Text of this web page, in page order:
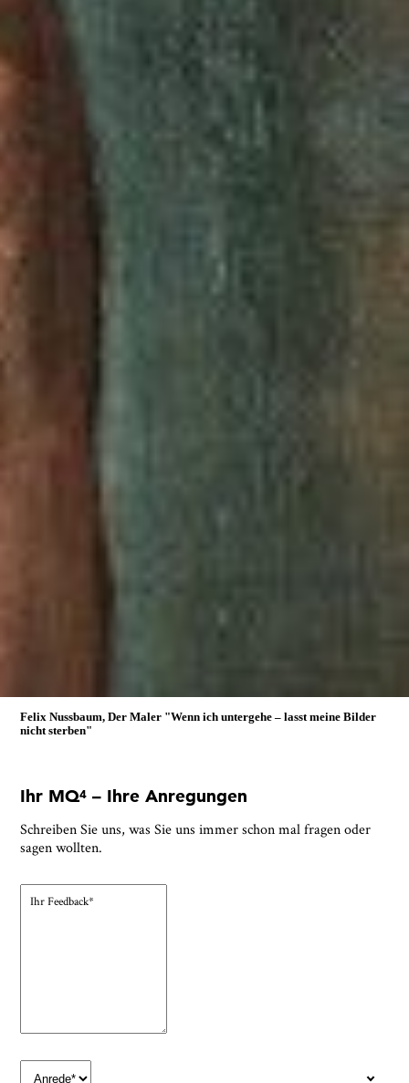
Felix Nussbaum, Der Maler "Wenn ich untergehe – lasst meine Bilder
nicht sterben"
Ihr MQ4 – Ihre Anregungen
Schreiben Sie uns, was Sie uns immer schon mal fragen oder
sagen wollten.